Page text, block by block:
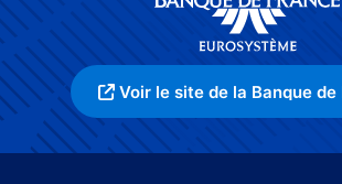
Voir le site de la Banque de